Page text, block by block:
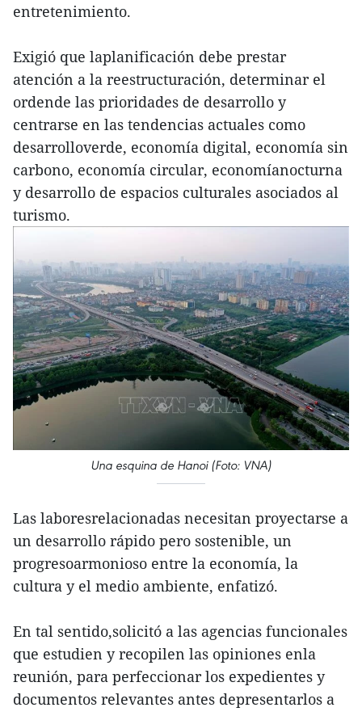
entretenimiento.
Exigió que laplanificación debe prestar
atención a la reestructuración, determinar el
ordende las prioridades de desarrollo y
centrarse en las tendencias actuales como
desarrolloverde, economía digital, economía sin
carbono, economía circular, economíanocturna
y desarrollo de espacios culturales asociados al
turismo.
Una esquina de Hanoi (Foto: VNA)
Las laboresrelacionadas necesitan proyectarse a
un desarrollo rápido pero sostenible, un
progresoarmonioso entre la economía, la
cultura y el medio ambiente, enfatizó.
En tal sentido,solicitó a las agencias funcionales
que estudien y recopilen las opiniones enla
reunión, para perfeccionar los expedientes y
documentos relevantes antes depresentarlos a